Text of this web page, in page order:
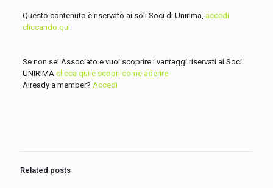
Questo contenuto è riservato ai soli Soci di Unirima, accedi
cliccando qui.
Se non sei Associato e vuoi scoprire i vantaggi riservati ai Soci
UNIRIMA clicca qui e scopri come aderire
Already a member? Accedi
Related posts